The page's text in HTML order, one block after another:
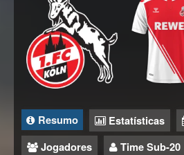
Resumo Estatísticas
Jogadores
Time Sub-20